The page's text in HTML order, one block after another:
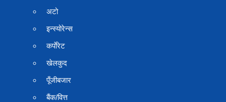
अटो
इन्स्योरेन्स
कर्पाेरेट
खेलकुद
पूँजीबजार
बैंक/वित्त